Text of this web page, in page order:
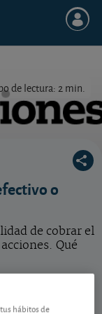
de lectura: 2 min.
o
de cobrar el
Qué
hábitos de